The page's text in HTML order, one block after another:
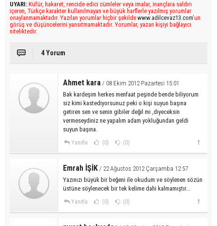
UYARI: Küfür, hakaret, rencide edici cümleler veya imalar, inançlara saldırı
içeren, Türkçe karakter kullanılmayan ve büyük harflerle yazılmış yorumlar
onaylanmamaktadır. Yazılan yorumlar hiçbir şekilde www.adilcevaz13.com’un
görüş ve düşüncelerini yansıtmamaktadır. Yorumlar, yazan kişiyi bağlayıcı
niteliktedir.
4 Yorum
Ahmet kara / 08 Ekim 2012 Pazartesi 15:01
Bak kardeşim herkes menfaat peşinde bende biliyorum
siz kimi kastediyorsunuz peki o kişi suyun başına
getiren sen ve senin gibiler değil mi ,diyeceksin
vermeseydiniz ne yapalım adam yokluğundan geldi
suyun başına.
Yanıtla (0) (0)
Emrah İŞİK / 22 Ağustos 2012 Çarşamba 12:57
Yazınızı büyük bir beğeni ile okudum ve söylenen sözün
üstüne söylenecek bir tek kelime dahi kalmamıştır...
Yanıtla (0) (0)